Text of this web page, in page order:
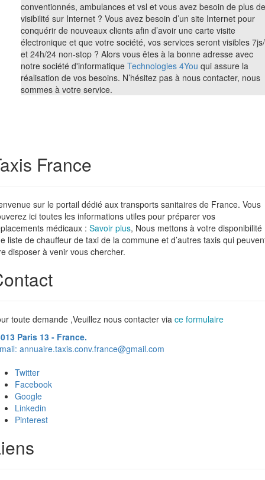
conventionnés, ambulances et vsl et vous avez besoin de plus de
visibilité sur Internet ? Vous avez besoin d’un site Internet pour
conquérir de nouveaux clients afin d’avoir une carte visite
électronique et que votre société, vos services seront visibles
et 24h/24 non-stop ? Alors vous êtes à la bonne adresse avec
notre société d'informatique Technologies 4You qui assure la
réalisation de vos besoins. N’hésitez pas à nous contacter, nous
sommes à votre service.
France
sur le portail dédié aux transports sanitaires de France. Vous
ici toutes les informations utiles pour préparer vos
médicaux : Savoir plus, Nous mettons à votre disponibilité
liste de chauffeur de taxi de la commune et d’autres taxis qui
disposer à venir vous chercher.
toute demande ,Veuillez nous contacter via ce formulaire
Paris 13 - France.
annuaire.taxis.conv.france@gmail.com
Twitter
Facebook
Google
Linkedin
Pinterest